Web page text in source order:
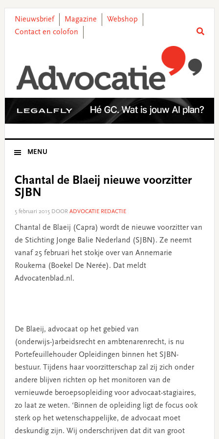
primary
main
primary
footer
Nieuwsbrief Magazine
Webshop
Contact en colofon
MENU
Chantal de Blaeij nieuwe voorzitter
SJBN
5 februari 2015DOOR ADVOCATIE REDACTIE
Chantal de Blaeij (Capra) wordt de nieuwe voorzitter van
de Stichting Jonge Balie Nederland (SJBN). Ze neemt
vanaf 25 februari het stokje over van Annemarie
Roukema (Boekel De Nerée). Dat meldt
Advocatenblad.nl.
De Blaeij, advocaat op het gebied van
(onderwijs-)arbeidsrecht en ambtenarenrecht, is nu
Portefeuillehouder Opleidingen binnen het SJBN-
bestuur. Tijdens haar voorzitterschap zal zij zich onder
andere blijven richten op het monitoren van de
vernieuwde beroepsopleiding voor advocaat-stagiaires,
zo laat ze weten. ‘Binnen de opleiding ligt de focus ook
sterk op het wetenschappelijke, de advocaat moet
deskundig zijn. Wij onderschrijven dat dit van groot